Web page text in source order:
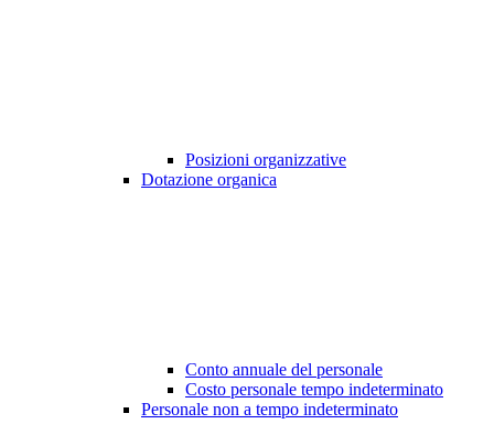
Posizioni organizzative
Dotazione organica
Conto annuale del personale
Costo personale tempo indeterminato
Personale non a tempo indeterminato